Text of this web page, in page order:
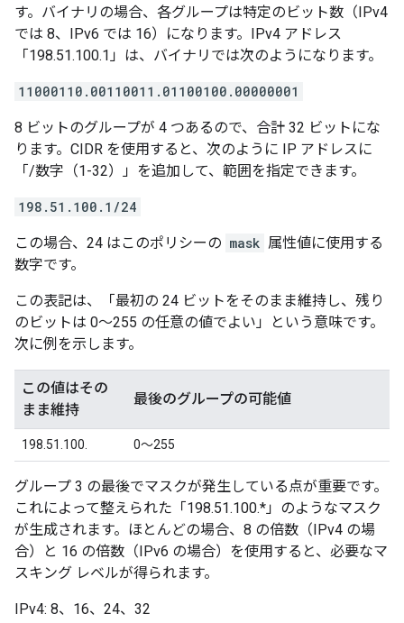
す。バイナリの場合、各グループは特定のビット数（IPv4
では 8、IPv6 では 16）になります。IPv4 アドレス
「198.51.100.1」は、バイナリでは次のようになります。
11000110.00110011.01100100.00000001
8 ビットのグループが 4 つあるので、合計 32 ビットにな
ります。CIDR を使用すると、次のように IP アドレスに
「/数字（1-32）」を追加して、範囲を指定できます。
198.51.100.1/24
この場合、24 はこのポリシーの mask 属性値に使用する
数字です。
この表記は、「最初の 24 ビットをそのまま維持し、残り
のビットは 0～255 の任意の値でよい」という意味です。
次に例を示します。
この値はその
まま維持
最後のグループの可能値
198.51.100. 0～255
グループ 3 の最後でマスクが発生している点が重要です。
これによって整えられた「198.51.100.*」のようなマスク
が生成されます。ほとんどの場合、8 の倍数（IPv4 の場
合）と 16 の倍数（IPv6 の場合）を使用すると、必要なマ
スキング レベルが得られます。
IPv4: 8、16、24、32